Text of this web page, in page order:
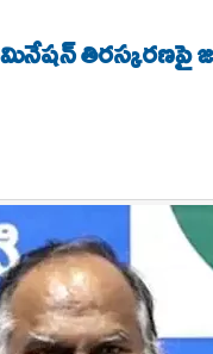
తిరస్కరణపై